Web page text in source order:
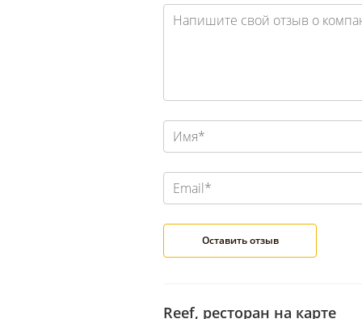
Reef, ресторан на карте